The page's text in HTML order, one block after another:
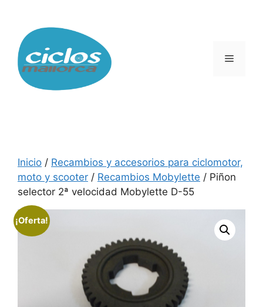
contenido
Menú
Inicio / Recambios y accesorios para ciclomotor,
moto y scooter / Recambios Mobylette / Piñon
selector 2ª velocidad Mobylette D-55
¡Oferta!